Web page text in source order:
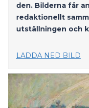
den. Bilderna får
redaktionellt
utställningen och
LADDA NED BILD